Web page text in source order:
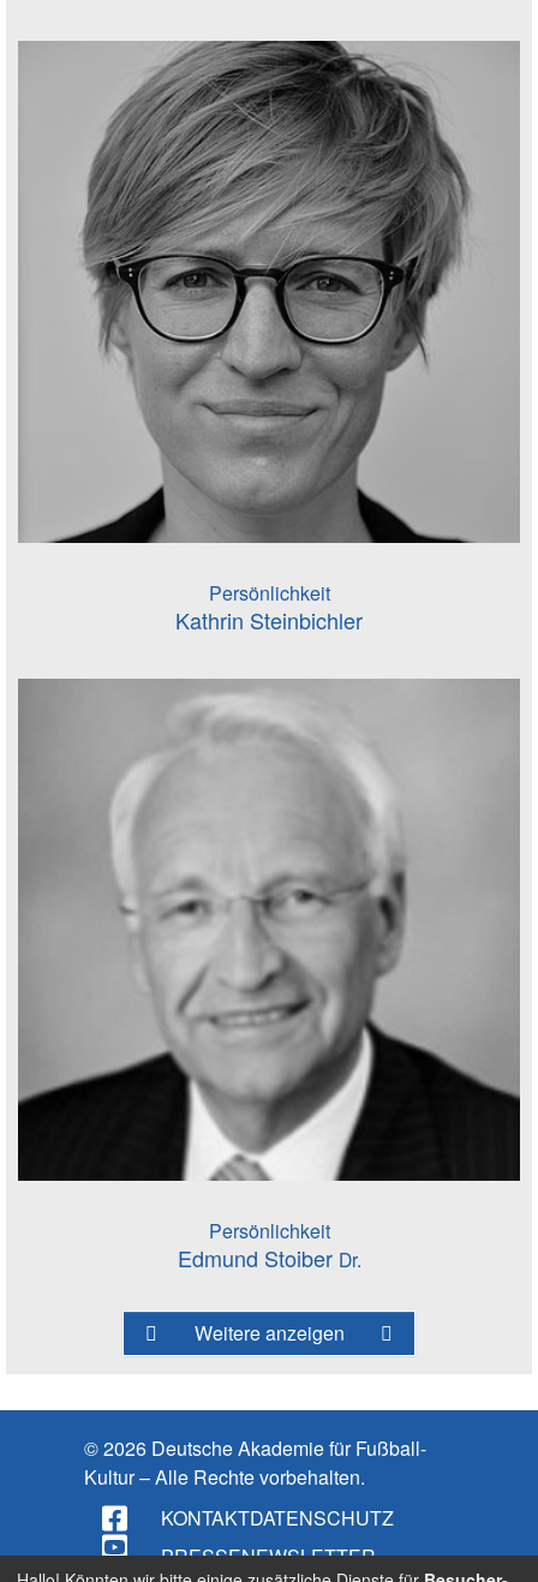
Persönlichkeit
Kathrin Steinbichler
Persönlichkeit
Edmund Stoiber Dr.
Weitere anzeigen
© 2026 Deutsche Akademie für Fußball-
Kultur – Alle Rechte vorbehalten.
KONTAKTDATENSCHUTZ
PRESSENEWSLETTER